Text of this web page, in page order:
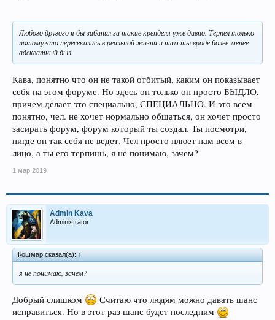
Любого другого я бы забанил за такие кренделя уже давно. Терпел только
потому что пересекались в реальной жизни и там ты вроде более-менее
адекватный был.
Кава, понятно что он не такой отбитый, каким он показывает
себя на этом форуме. Но здесь он только он просто БЫДЛО,
причем делает это специально, СПЕЦИАЛЬНО. И это всем
понятно, чел. не хочет нормально общаться, он хочет просто
засирать форум, форум который ты создал. Ты посмотри,
нигде он так себя не ведет. Чел просто плюет нам всем в
лицо, а ты его терпишь, я не понимаю, зачем?
1 мар 2019
Admin Kava
Administrator
Кошмар сказал(а): ↑
я не понимаю, зачем?
Добрый слишком
Считаю что людям можно давать шанс
исправиться. Но в этот раз шанс будет последним